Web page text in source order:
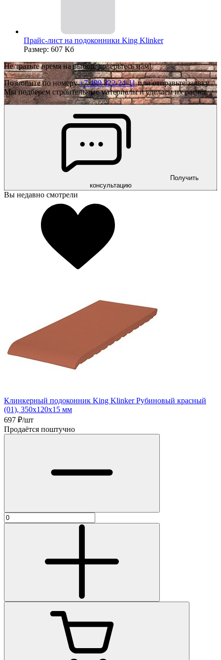
Прайс-лист на подоконники King Klinker
Размер: 607 Кб
Не тратьте время на выбор, доверьтесь нам!
Позвоните по номеру+7 499 322-24-11или отправьте заявку.
Мы подберем строительные материалы и сделаем их расчёт.
Получить
консультацию
Вы недавно смотрели
Клинкерный подоконник King Klinker Рубиновый красный
(01), 350х120х15 мм
697 ₽/шт
Продаётся поштучно